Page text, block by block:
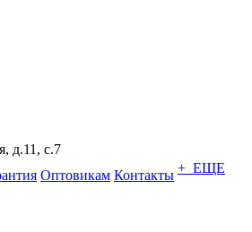
д.11, с.7
Оптовикам Контакты + ЕЩЕ